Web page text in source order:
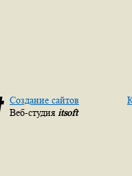
Создание сайтов
Веб-студия itsoft